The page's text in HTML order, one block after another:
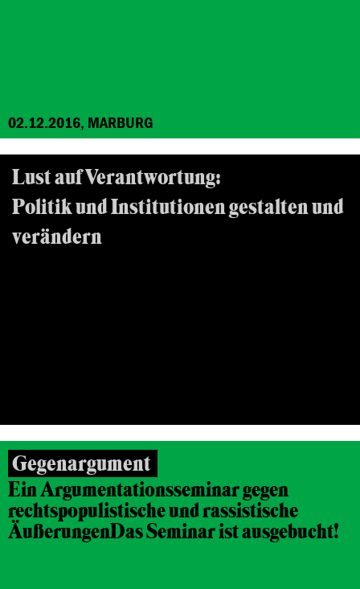
02.12.2016, MARBURG
Lust auf Verantwortung:
Politik und Institutionen gestalten und
verändern
Gegenargument
Ein Argumentationsseminar gegen
rechtspopulistische und rassistische
ÄußerungenDas Seminar ist ausgebucht!